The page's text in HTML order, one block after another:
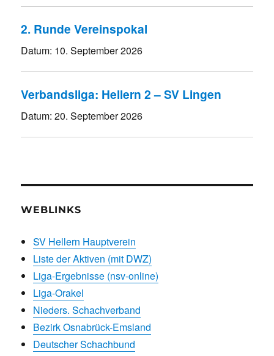
2. Runde Vereinspokal
Datum: 10. September 2026
Verbandsliga: Hellern 2 – SV Lingen
Datum:20. September 2026
WEBLINKS
SV Hellern Hauptverein
Liste der Aktiven (mit DWZ)
Liga-Ergebnisse (nsv-online)
Liga-Orakel
Nieders. Schachverband
Bezirk Osnabrück-Emsland
Deutscher Schachbund